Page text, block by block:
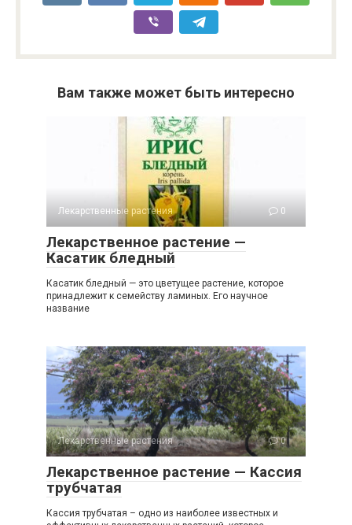
Вам также может быть интересно
Лекарственные растения 0
Лекарственное растение —
Касатик бледный
Касатик бледный — это цветущее растение, которое
принадлежит к семейству ламиных. Его научное
название
Лекарственные растения 0
Лекарственное растение — Кассия
трубчатая
Кассия трубчатая – одно из наиболее известных и